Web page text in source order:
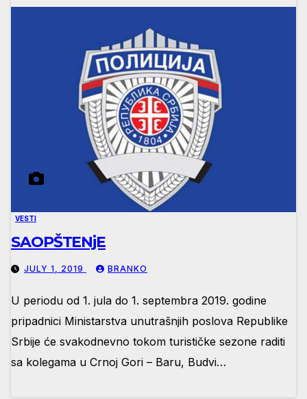
VESTI
SAOPŠTENjE
JULY 1, 2019 BRANKO
U periodu od 1. jula do 1. septembra 2019. godine
pripadnici Ministarstva unutrašnjih poslova Republike
Srbije će svakodnevno tokom turističke sezone raditi
sa kolegama u Crnoj Gori – Baru, Budvi…